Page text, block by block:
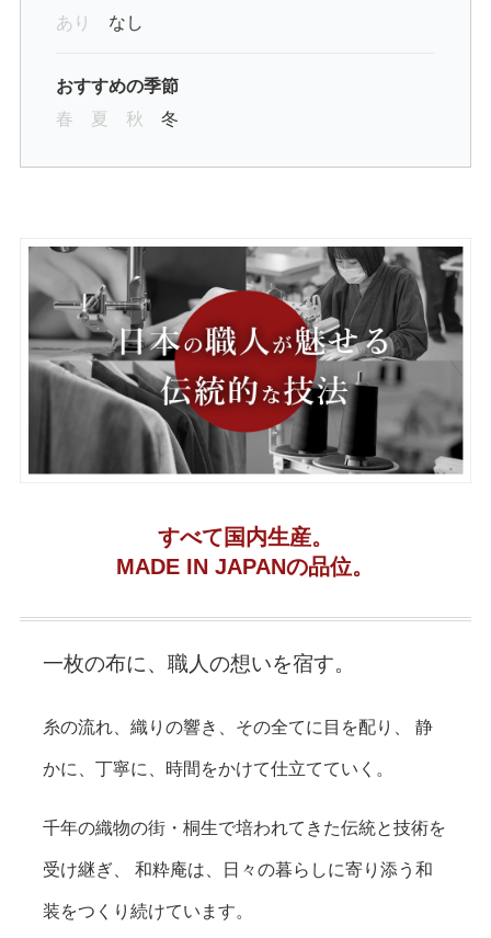
あり
なし
おすすめの季節
春
夏 秋 冬
すべて国内生産。
MADE IN JAPANの品位。
一枚の布に、職人の想いを宿す。
糸の流れ、織りの響き、その全てに目を配り、 静
かに、丁寧に、時間をかけて仕立てていく。
千年の織物の街・桐生で培われてきた伝統と技術を
受け継ぎ、 和粋庵は、日々の暮らしに寄り添う和
装をつくり続けています。